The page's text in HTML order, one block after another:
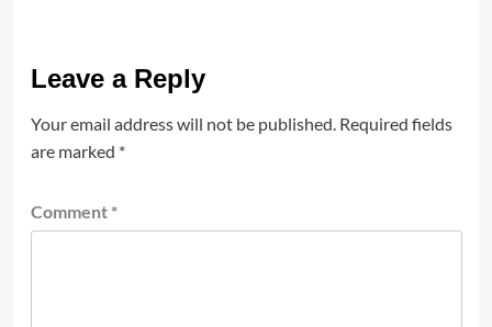
Leave a Reply
Your email address will not be published. Required fields
are marked *
Comment *